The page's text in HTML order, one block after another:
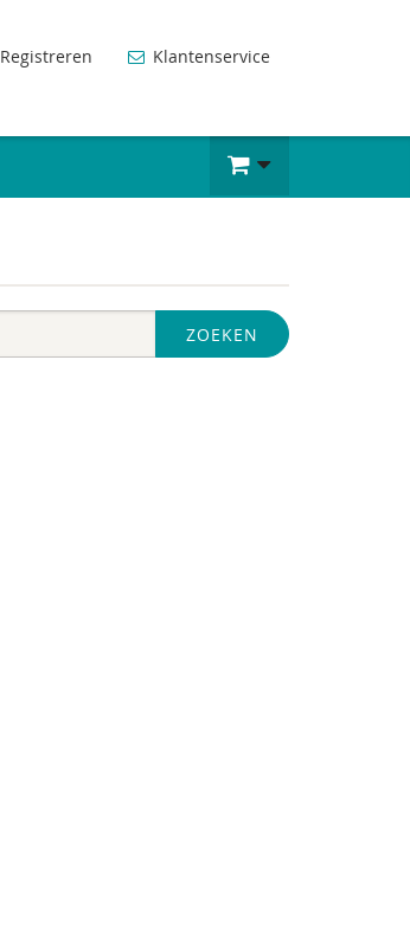
Registreren Klantenservice
ZOEKEN